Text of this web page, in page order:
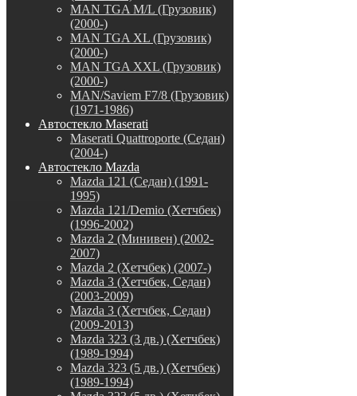
MAN TGA M/L (Грузовик)
(2000-)
MAN TGA XL (Грузовик)
(2000-)
MAN TGA XXL (Грузовик)
(2000-)
MAN/Saviem F7/8 (Грузовик)
(1971-1986)
Автостекло Maserati
Maserati Quattroporte (Седан)
(2004-)
Автостекло Mazda
Mazda 121 (Седан) (1991-
1995)
Mazda 121/Demio (Хетчбек)
(1996-2002)
Mazda 2 (Минивен) (2002-
2007)
Mazda 2 (Хетчбек) (2007-)
Mazda 3 (Хетчбек, Седан)
(2003-2009)
Mazda 3 (Хетчбек, Седан)
(2009-2013)
Mazda 323 (3 дв.) (Хетчбек)
(1989-1994)
Mazda 323 (5 дв.) (Хетчбек)
(1989-1994)